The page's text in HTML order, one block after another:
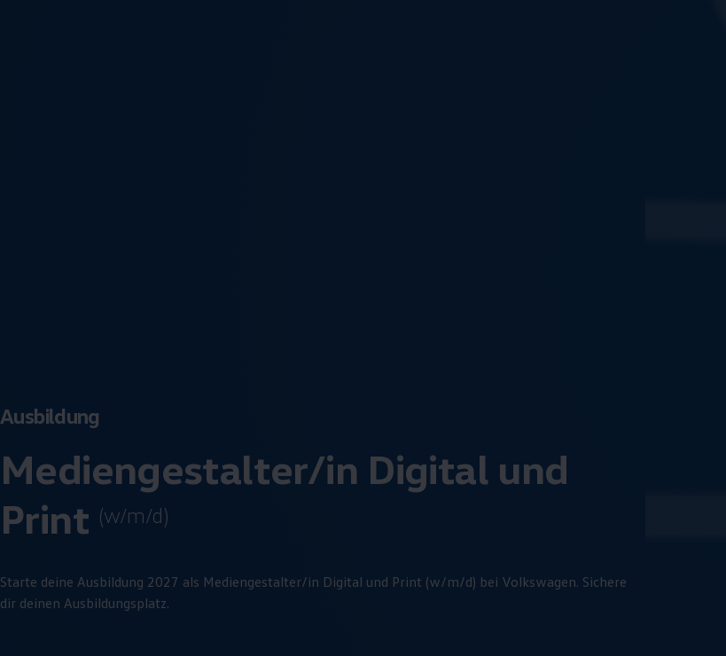
Ausbildung
Mediengestalter/in Digital und
Print (w/m/d)
Starte deine Ausbildung 2027 als Mediengestalter/in Digital und Print (w/m/d) bei Volkswagen. Sichere
dir deinen Ausbildungsplatz.